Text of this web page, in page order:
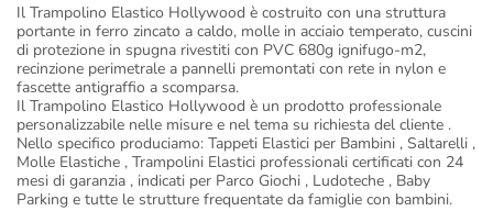
Il Trampolino Elastico Hollywood è costruito con una struttura
portante in ferro zincato a caldo, molle in acciaio temperato, cuscini
di protezione in spugna rivestiti con PVC 680g ignifugo-m2,
recinzione perimetrale a pannelli premontati con rete in nylon e
fascette antigraffio a scomparsa.
Il Trampolino Elastico Hollywood è un prodotto professionale
personalizzabile nelle misure e nel tema su richiesta del cliente .
Nello specifico produciamo: Tappeti Elastici per Bambini , Saltarelli ,
Molle Elastiche , Trampolini Elastici professionali certificati con 24
mesi di garanzia , indicati per Parco Giochi , Ludoteche , Baby
Parking e tutte le strutture frequentate da famiglie con bambini.